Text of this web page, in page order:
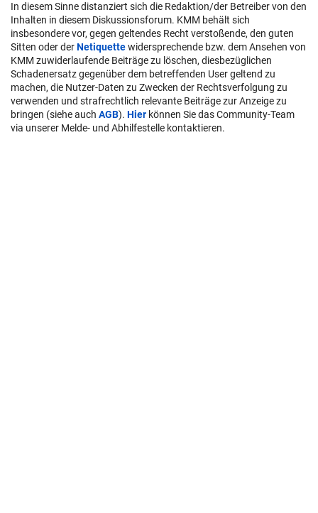
In diesem Sinne distanziert sich die Redaktion/der Betreiber von den
Inhalten in diesem Diskussionsforum. KMM behält sich
insbesondere vor, gegen geltendes Recht verstoßende, den guten
Sitten oder derNetiquettewidersprechende bzw. dem Ansehen von
KMM zuwiderlaufende Beiträge zu löschen, diesbezüglichen
Schadenersatz gegenüber dem betreffenden User geltend zu
machen, die Nutzer-Daten zu Zwecken der Rechtsverfolgung zu
verwenden und strafrechtlich relevante Beiträge zur Anzeige zu
bringen (siehe auch AGB). Hier können Sie das Community-Team
via unserer Melde- und Abhilfestelle kontaktieren.